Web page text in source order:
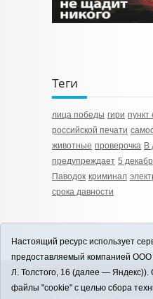
Теги
лица победы гири пункт
российской печати
животные проверочка В
предупреждает 5
Паводок криминал
срока давности
12+
Настоящий ресурс использует
предоставляемый компанией ООО
Л. Толстого, 16 (далее — Яндекс)).
файлы "cookie" с целью сбора